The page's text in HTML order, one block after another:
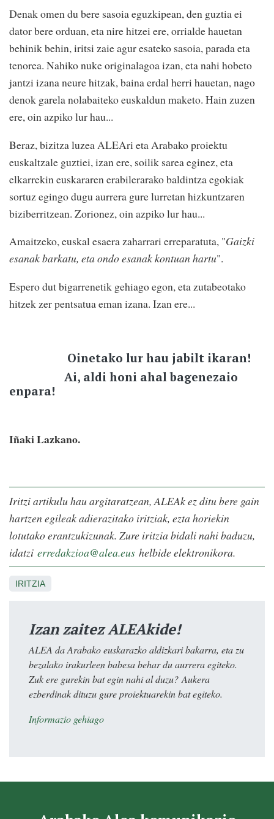
Denak omen du bere sasoia eguzkipean, den guztia ei
dator bere orduan, eta nire hitzei ere, orrialde hauetan
behinik behin, iritsi zaie agur esateko sasoia, parada eta
tenorea. Nahiko nuke originalagoa izan, eta nahi hobeto
jantzi izana neure hitzak, baina erdal herri hauetan, nago
denok garela nolabaiteko euskaldun maketo. Hain zuzen
ere, oin azpiko lur hau...
Beraz, bizitza luzea ALEAri eta Arabako proiektu
euskaltzale guztiei, izan ere, soilik sarea eginez, eta
elkarrekin euskararen erabilerarako baldintza egokiak
sortuz egingo dugu aurrera gure lurretan hizkuntzaren
biziberritzean. Zorionez, oin azpiko lur hau...
Amaitzeko, euskal esaera zaharrari erreparatuta, "Gaizki
esanak barkatu, eta ondo esanak kontuan hartu".
Espero dut bigarrenetik gehiago egon, eta zutabeotako
hitzek zer pentsatua eman izana. Izan ere...
Oinetako lur hau jabilt ikaran!
Ai, aldi honi ahal bagenezaio
enpara!
Iñaki Lazkano.
Iritzi artikulu hau argitaratzean, ALEAk ez ditu bere gain
hartzen egileak adierazitako iritziak, ezta horiekin
lotutako erantzukizunak. Zure iritzia bidali nahi baduzu,
idatzi erredakzioa@alea.eus helbide elektronikora.
IRITZIA
Izan zaitez ALEAkide!
ALEA da Arabako euskarazko aldizkari bakarra, eta zu
bezalako irakurleen babesa behar du aurrera egiteko.
Zuk ere gurekin bat egin nahi al duzu? Aukera
ezberdinak dituzu gure proiektuarekin bat egiteko.
Informazio gehiago